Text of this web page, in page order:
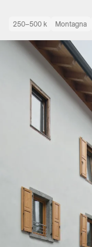
250–500 k Montagna